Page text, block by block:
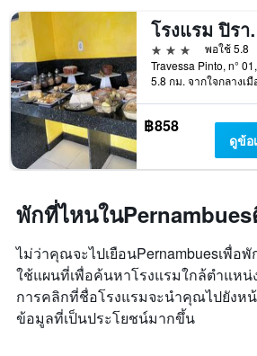
สัปดาห์
แผนภูมิ
มี
แกน
Y
1
แกน
แแส
ดง
ราคา
ของ
ห้อง
โรงแ
3 ดาว
พอใช้ 5.8
5.8 กม. จากใจกลางเมื
฿858
ดูข้อ
พักที่ไหนใน
ไม่ว่าคุณจะไปเยือนPernambuesเพื่อ
ใช้แผนที่เพื่อค้นหาโรงแรมใกล้ตำแห
การคลิกที่ชื่อโรงแรมจะนำคุณไปยังห
ข้อมูลที่เป็นประโยชน์มากขึ้น